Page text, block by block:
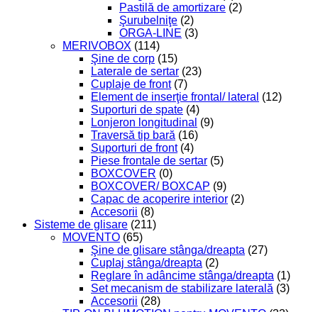
Pastilă de amortizare (2)
Şurubelniţe (2)
ORGA-LINE (3)
MERIVOBOX (114)
Şine de corp (15)
Laterale de sertar (23)
Cuplaje de front (7)
Element de inserţie frontal/ lateral (12)
Suporturi de spate (4)
Lonjeron longitudinal (9)
Traversă tip bară (16)
Suporturi de front (4)
Piese frontale de sertar (5)
BOXCOVER (0)
BOXCOVER/ BOXCAP (9)
Capac de acoperire interior (2)
Accesorii (8)
Sisteme de glisare (211)
MOVENTO (65)
Şine de glisare stânga/dreapta (27)
Cuplaj stânga/dreapta (2)
Reglare în adâncime stânga/dreapta (1)
Set mecanism de stabilizare laterală (3)
Accesorii (28)